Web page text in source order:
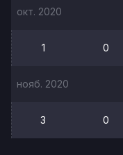
окт. 2020
1 0
нояб. 2020
3 0